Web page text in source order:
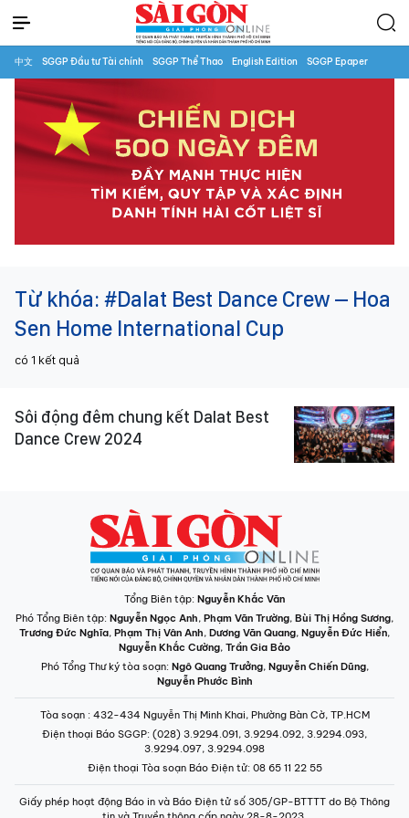
中文 SGGP Đầu tư Tài chính SGGP Thể Thao English Edition SGGP Epaper
Từ khóa: #Dalat Best Dance Crew – Hoa
Sen Home International Cup
có 1 kết quả
Sôi động đêm chung kết Dalat Best
Dance Crew 2024
Tổng Biên tập: Nguyễn Khắc Văn
Phó Tổng Biên tập: Nguyễn Ngọc Anh, Phạm Văn Trường, Bùi Thị Hồng Sương,
Trương Đức Nghĩa, Phạm Thị Vân Anh, Dương Văn Quang, Nguyễn Đức Hiển,
Nguyễn Khắc Cường, Trần Gia Bảo
Phó Tổng Thư ký tòa soạn: Ngô Quang Trưởng, Nguyễn Chiến Dũng,
Nguyễn Phước Bình
Tòa soạn : 432-434 Nguyễn Thị Minh Khai, Phường Bàn Cờ, TP.HCM
Điện thoại Báo SGGP: (028) 3.9294.091, 3.9294.092, 3.9294.093,
3.9294.097, 3.9294.098
Điện thoại Tòa soạn Báo Điện tử: 08 65 11 22 55
Giấy phép hoạt động Báo in và Báo Điện tử số 305/GP-BTTTT do Bộ Thông